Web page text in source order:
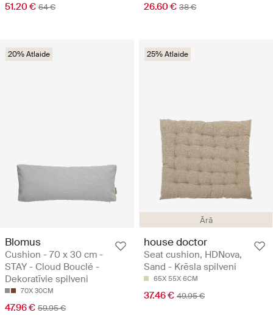
51.20 € 64 € 26.60 € 38 €
20% Atlaide
Blomus
Cushion - 70 x 30 cm -
STAY - Cloud Bouclé -
Dekoratīvie spilveni
70X 30CM
47.96 € 59.95 €
Ārā
25% Atlaide
house doctor
Seat cushion, HDNova,
Sand - Krēsla spilveni
65X 55X 6CM
37.46 € 49.95 €